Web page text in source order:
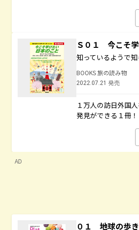
Ｓ０１ 今こそ
知っているようで
BOOKS 旅の読み物
2022.07.21 発売
１万人の訪日外国
発見ができる１冊！
AD
０１ 地球の歩